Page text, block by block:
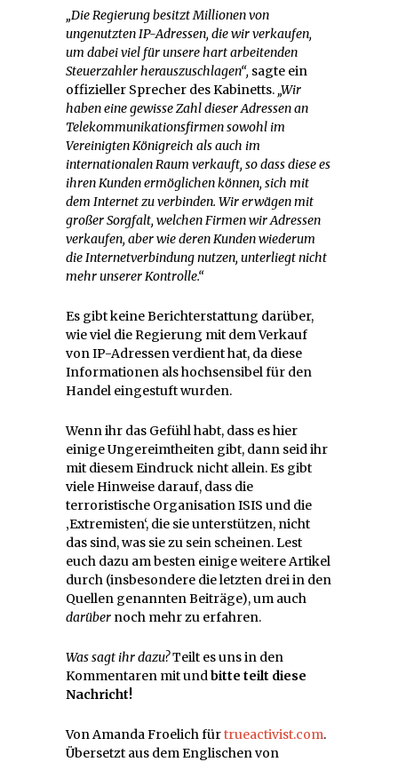
„Die Regierung besitzt Millionen von
ungenutzten IP-Adressen, die wir verkaufen,
um dabei viel für unsere hart arbeitenden
Steuerzahler herauszuschlagen“, sagte ein
offizieller Sprecher des Kabinetts.„Wir
haben eine gewisse Zahl dieser Adressen an
Telekommunikationsfirmen sowohl im
Vereinigten Königreich als auch im
internationalen Raum verkauft, so dass diese es
ihren Kunden ermöglichen können, sich mit
dem Internet zu verbinden. Wir erwägen mit
großer Sorgfalt, welchen Firmen wir Adressen
verkaufen, aber wie deren Kunden wiederum
die Internetverbindung nutzen, unterliegt nicht
mehr unserer Kontrolle.“
Es gibt keine Berichterstattung darüber,
wie viel die Regierung mit dem Verkauf
von IP-Adressen verdient hat, da diese
Informationen als hochsensibel für den
Handel eingestuft wurden.
Wenn ihr das Gefühl habt, dass es hier
einige Ungereimtheiten gibt, dann seid ihr
mit diesem Eindruck nicht allein. Es gibt
viele Hinweise darauf, dass die
terroristische Organisation ISIS und die
‚Extremisten‘, die sie unterstützen, nicht
das sind, was sie zu sein scheinen. Lest
euch dazu am besten einige weitere Artikel
durch (insbesondere die letzten drei in den
Quellen genannten Beiträge), um auch
darüber noch mehr zu erfahren.
Was sagt ihr dazu?Teilt es uns in den
Kommentaren mit undbitte teilt diese
Nachricht!
Von Amanda Froelich fürtrueactivist.com.
Übersetzt aus dem Englischen von